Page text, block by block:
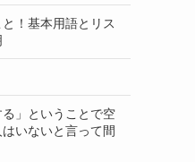
！基本用語とリス
る」ということで空
いないと言って間